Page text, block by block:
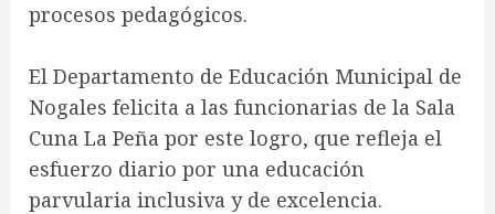
procesos pedagógicos.
El Departamento de Educación Municipal de
Nogales felicita a las funcionarias de la Sala
Cuna La Peña por este logro, que refleja el
esfuerzo diario por una educación
parvularia inclusiva y de excelencia.